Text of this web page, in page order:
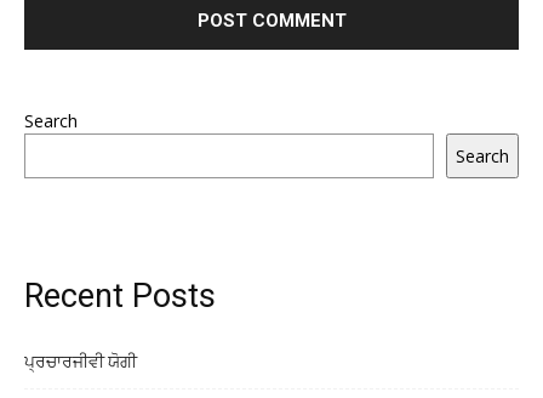
Search
Search
Recent Posts
ਪ੍ਰਚਾਰਜੀਵੀ ਯੋਗੀ